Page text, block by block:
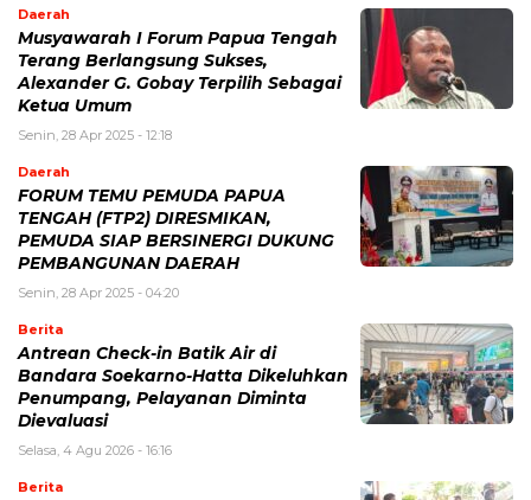
Daerah
Musyawarah I Forum Papua Tengah
Terang Berlangsung Sukses,
Alexander G. Gobay Terpilih Sebagai
Ketua Umum
Senin, 28 Apr 2025 - 12:18
Daerah
FORUM TEMU PEMUDA PAPUA
TENGAH (FTP2) DIRESMIKAN,
PEMUDA SIAP BERSINERGI DUKUNG
PEMBANGUNAN DAERAH
Senin, 28 Apr 2025 - 04:20
Berita
Antrean Check-in Batik Air di
Bandara Soekarno-Hatta Dikeluhkan
Penumpang, Pelayanan Diminta
Dievaluasi
Selasa, 4 Agu 2026 - 16:16
Berita